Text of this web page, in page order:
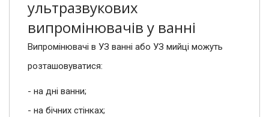
ультразвукових
випромінювачів у ванні
Випромінювачі в УЗ ванні або УЗ мийці можуть
розташовуватися:
- на дні ванни;
- на бічних стінках;